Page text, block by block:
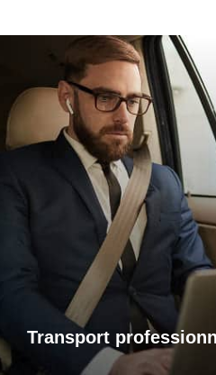
Transport
Transports
Je vous propose un
déplacements d’affaires,
contraintes. Que ce soit pour
ou bien un évènement, profitez
et